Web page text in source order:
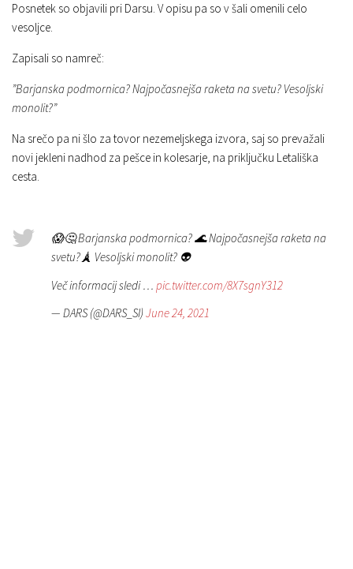
Posnetek so objavili pri Darsu. V opisu pa so v šali omenili celo
vesoljce.
Zapisali so namreč:
”Barjanska podmornica? Najpočasnejša raketa na svetu? Vesoljski
monolit?”
Na srečo pa ni šlo za tovor nezemeljskega izvora, saj so prevažali
novi jekleni nadhod za pešce in kolesarje, na priključku Letališka
cesta.
😱🤔 Barjanska podmornica? 🌊 Najpočasnejša raketa na
svetu?🗼 Vesoljski monolit? 👽
Več informacij sledi … pic.twitter.com/8X7sgnY312
— DARS (@DARS_SI) June 24, 2021